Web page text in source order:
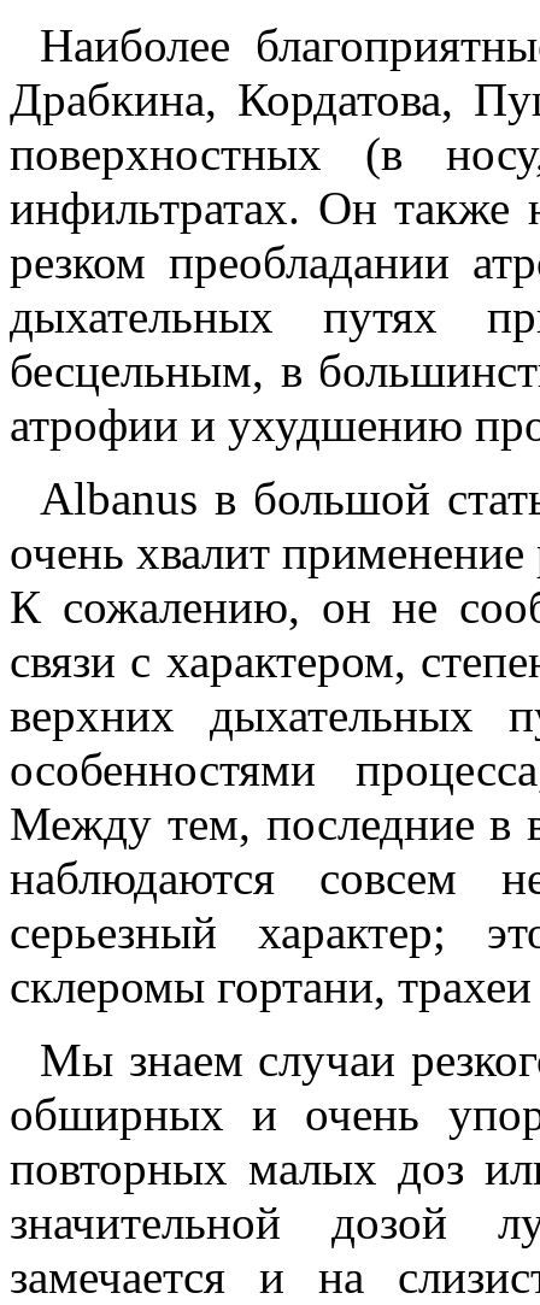
Наиболее
Драбкина, Кордатова,
поверхностных (в
инфильтратах. Он также
резком преобладании
дыхательных путях
бесцельным, в
атрофии и ухудшению
Albanus в большой
очень хвалит
К сожалению, он не
связи с характером,
верхних дыхательных
особенностями
Между тем, последние в
наблюдаются совсем
серьезный характер;
склеромы гортани,
Мы знаем случаи
обширных и очень
повторных малых доз
значительной дозой
замечается и на